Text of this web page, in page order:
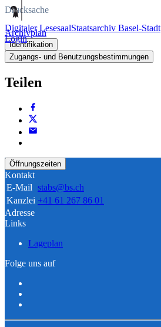
Digitaler LesesaalStaatsarchiv Basel-Stadt
Login
Drucksache
Archivplan
Identifikation
Zugangs- und Benutzungsbestimmungen
Teilen
Öffnungszeiten
Kontakt
E-Mail stabs@bs.ch
Kanzlei +41 61 267 86 01
Adresse
Links
Lageplan
Folge uns auf